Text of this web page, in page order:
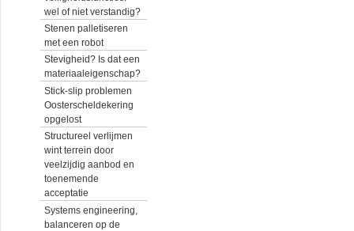
wel of niet verstandig?
Stenen palletiseren
met een robot
Stevigheid? Is dat een
materiaaleigenschap?
Stick-slip problemen
Oosterscheldekering
opgelost
Structureel verlijmen
wint terrein door
veelzijdig aanbod en
toenemende
acceptatie
Systems engineering,
balanceren op de